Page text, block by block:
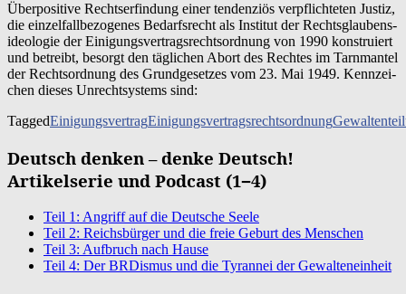
Über­po­si­ti­ve Rechts­er­fin­dung einer ten­den­zi­ös ver­pflich­te­ten Justiz,
die ein­zel­fall­be­zo­ge­nes Bedarfs­recht als Insti­tut der Rechts­glau­bens­
ideo­lo­gie der Eini­gungs­ver­trags­rechts­ord­nung von 1990 kon­stru­iert
und betreibt, besorgt den täg­li­chen Abort des Rech­tes im Tarn­man­tel
der Rechts­ord­nung des Grund­ge­set­zes vom 23. Mai 1949. Kenn­zei­
chen die­ses Unrecht­sy­stems sind:
TaggedEinigungsvertragEinigungsvertragsrechtsordnung
Deutsch denken – denke Deutsch!
Artikelserie und Podcast (1−4)
Teil 1: Angriff auf die Deutsche Seele
Teil 2: Reichsbürger und die freie Geburt des Menschen
Teil 3: Aufbruch nach Hause
Teil 4: Der BRDismus und die Tyrannei der Gewalteneinheit